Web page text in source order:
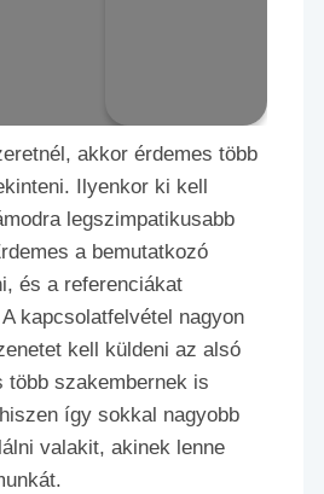
akkor érdemes több
Ilyenkor ki kell
legszimpatikusabb
a bemutatkozó
és a referenciákat
kapcsolatfelvétel nagyon
kell küldeni az alsó
több szakembernek is
így sokkal nagyobb
valakit, akinek lenne